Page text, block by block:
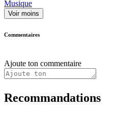
Musique
Voir moins
Commentaires
Ajoute ton commentaire
Recommandations